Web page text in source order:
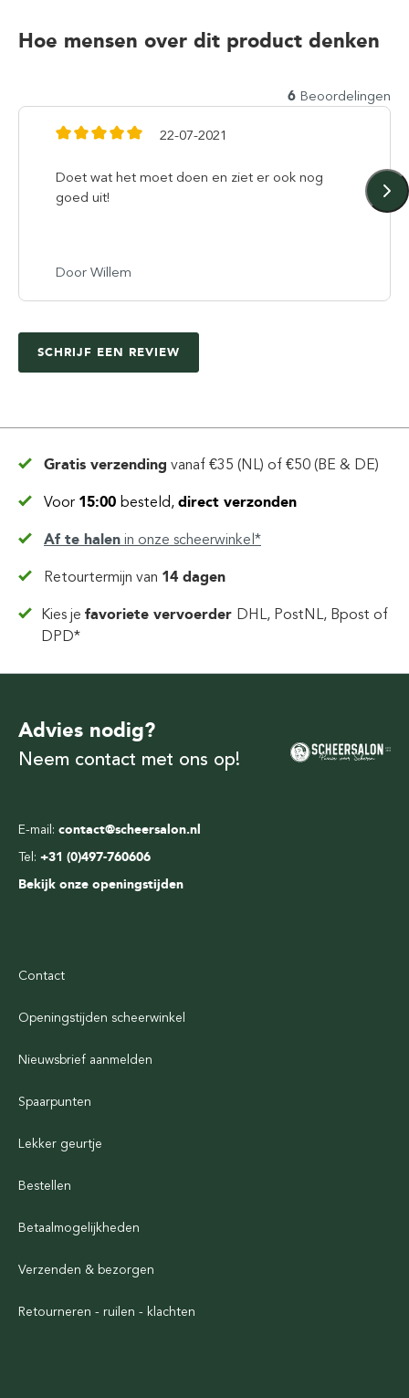
Hoe mensen over dit product denken
6 Beoordelingen
22-07-2021
Doet wat het moet doen en ziet er ook nog
goed uit!
Door Willem
SCHRIJF EEN REVIEW
Gratis verzending vanaf €35 (NL) of €50 (BE & DE)
Voor 15:00 besteld, direct verzonden
Af te halen in onze scheerwinkel*
Retourtermijn van 14 dagen
Kies jefavoriete vervoerder DHL, PostNL, Bpost of
DPD*
E-mail: contact@scheersalon.nl
Tel: +31 (0)497-760606
Bekijk onze openingstijden
Advies nodig?
Neem contact met ons op!
Contact
Openingstijden scheerwinkel
Nieuwsbrief aanmelden
Spaarpunten
Lekker geurtje
Bestellen
Betaalmogelijkheden
Verzenden & bezorgen
Retourneren - ruilen - klachten